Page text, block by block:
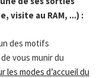
visite au RAM, ...) :
des motifs
vous munir du
les modes d’accueil du